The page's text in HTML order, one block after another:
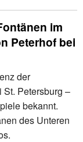
im
Peterhof bei
der
St. Petersburg –
bekannt.
des Unteren